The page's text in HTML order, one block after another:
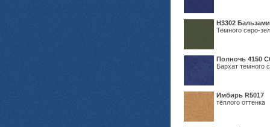
Н3302
Темного серо-
Полночь 4150
Бархат темного
Имбирь R5017
тёплого оттенка